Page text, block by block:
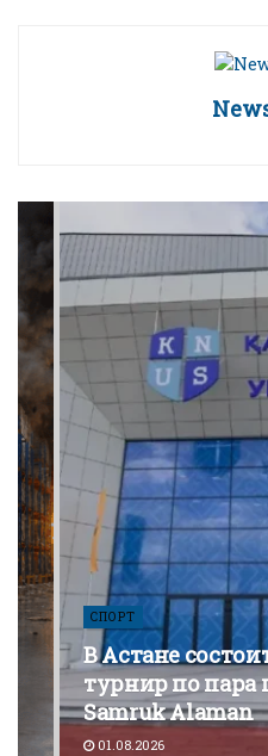
СПОРТ
В Астане
турнир по пара
Samruk Alaman
01.08.2026